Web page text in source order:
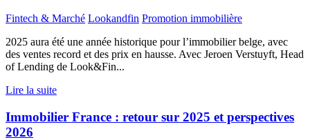
Fintech & Marché Lookandfin Promotion immobilière
2025 aura été une année historique pour l’immobilier belge, avec
des ventes record et des prix en hausse. Avec Jeroen Verstuyft, Head
of Lending de Look&Fin...
Lire la suite
Immobilier France : retour sur 2025 et perspectives
2026